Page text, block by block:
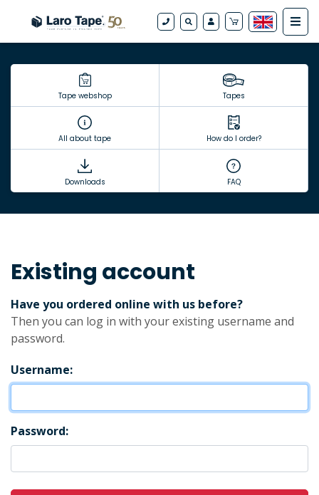
Tape webshop Tapes
All about tape How do I order?
Downloads FAQ
Existing account
Have you ordered online with us before?
Then you can log in with your existing username and
password.
Username:
Password: